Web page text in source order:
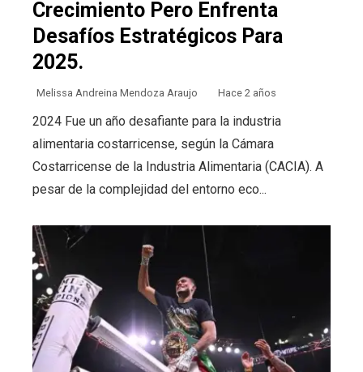
Crecimiento Pero Enfrenta
Desafíos Estratégicos Para
2025.
Melissa Andreina Mendoza Araujo Hace 2 años
2024 Fue un año desafiante para la industria
alimentaria costarricense, según la Cámara
Costarricense de la Industria Alimentaria (CACIA). A
pesar de la complejidad del entorno eco...